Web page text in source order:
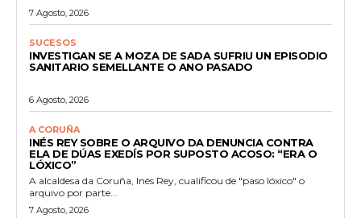
7 Agosto, 2026
SUCESOS
INVESTIGAN SE A MOZA DE SADA SUFRIU UN EPISODIO
SANITARIO SEMELLANTE O ANO PASADO
6 Agosto, 2026
A CORUÑA
INÉS REY SOBRE O ARQUIVO DA DENUNCIA CONTRA
ELA DE DÚAS EXEDÍS POR SUPOSTO ACOSO: “ERA O
LÓXICO”
A alcaldesa da Coruña, Inés Rey, cualificou de "paso lóxico" o
arquivo por parte...
7 Agosto, 2026